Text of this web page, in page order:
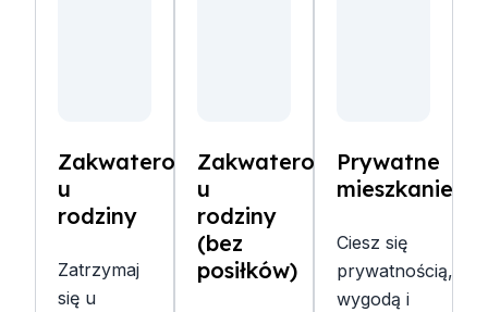
Zakwaterowanie
u
rodziny
Zatrzymaj
się u
Zakwaterowanie
u
rodziny
(bez
posiłków)
Prywatne
mieszkanie
Ciesz się
prywatnością,
wygodą i